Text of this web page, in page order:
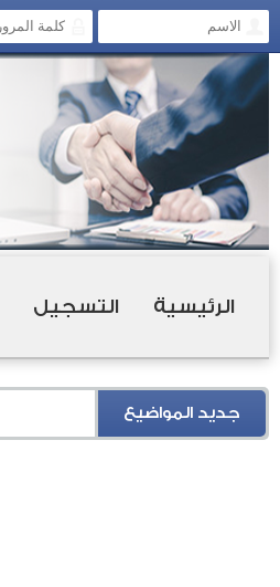
الرئيسية التسجيل
جديد المواضيع